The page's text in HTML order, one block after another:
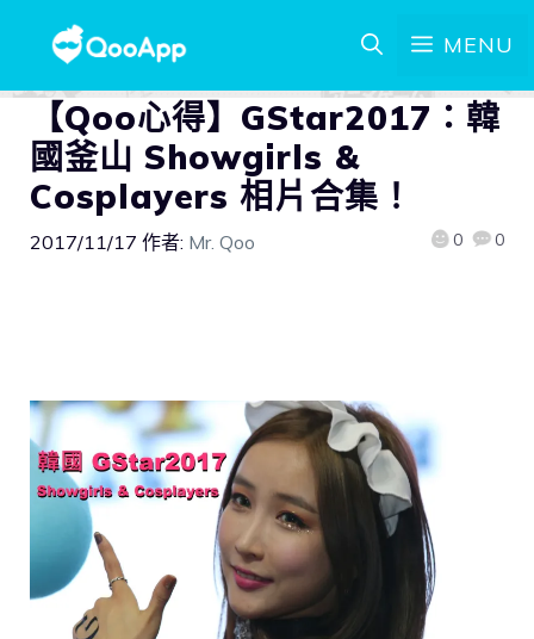
MENU
【Qoo心得】GStar2017：韓
國釜山 Showgirls &
Cosplayers 相片合集！
2017/11/17 作者: Mr. Qoo 0 0